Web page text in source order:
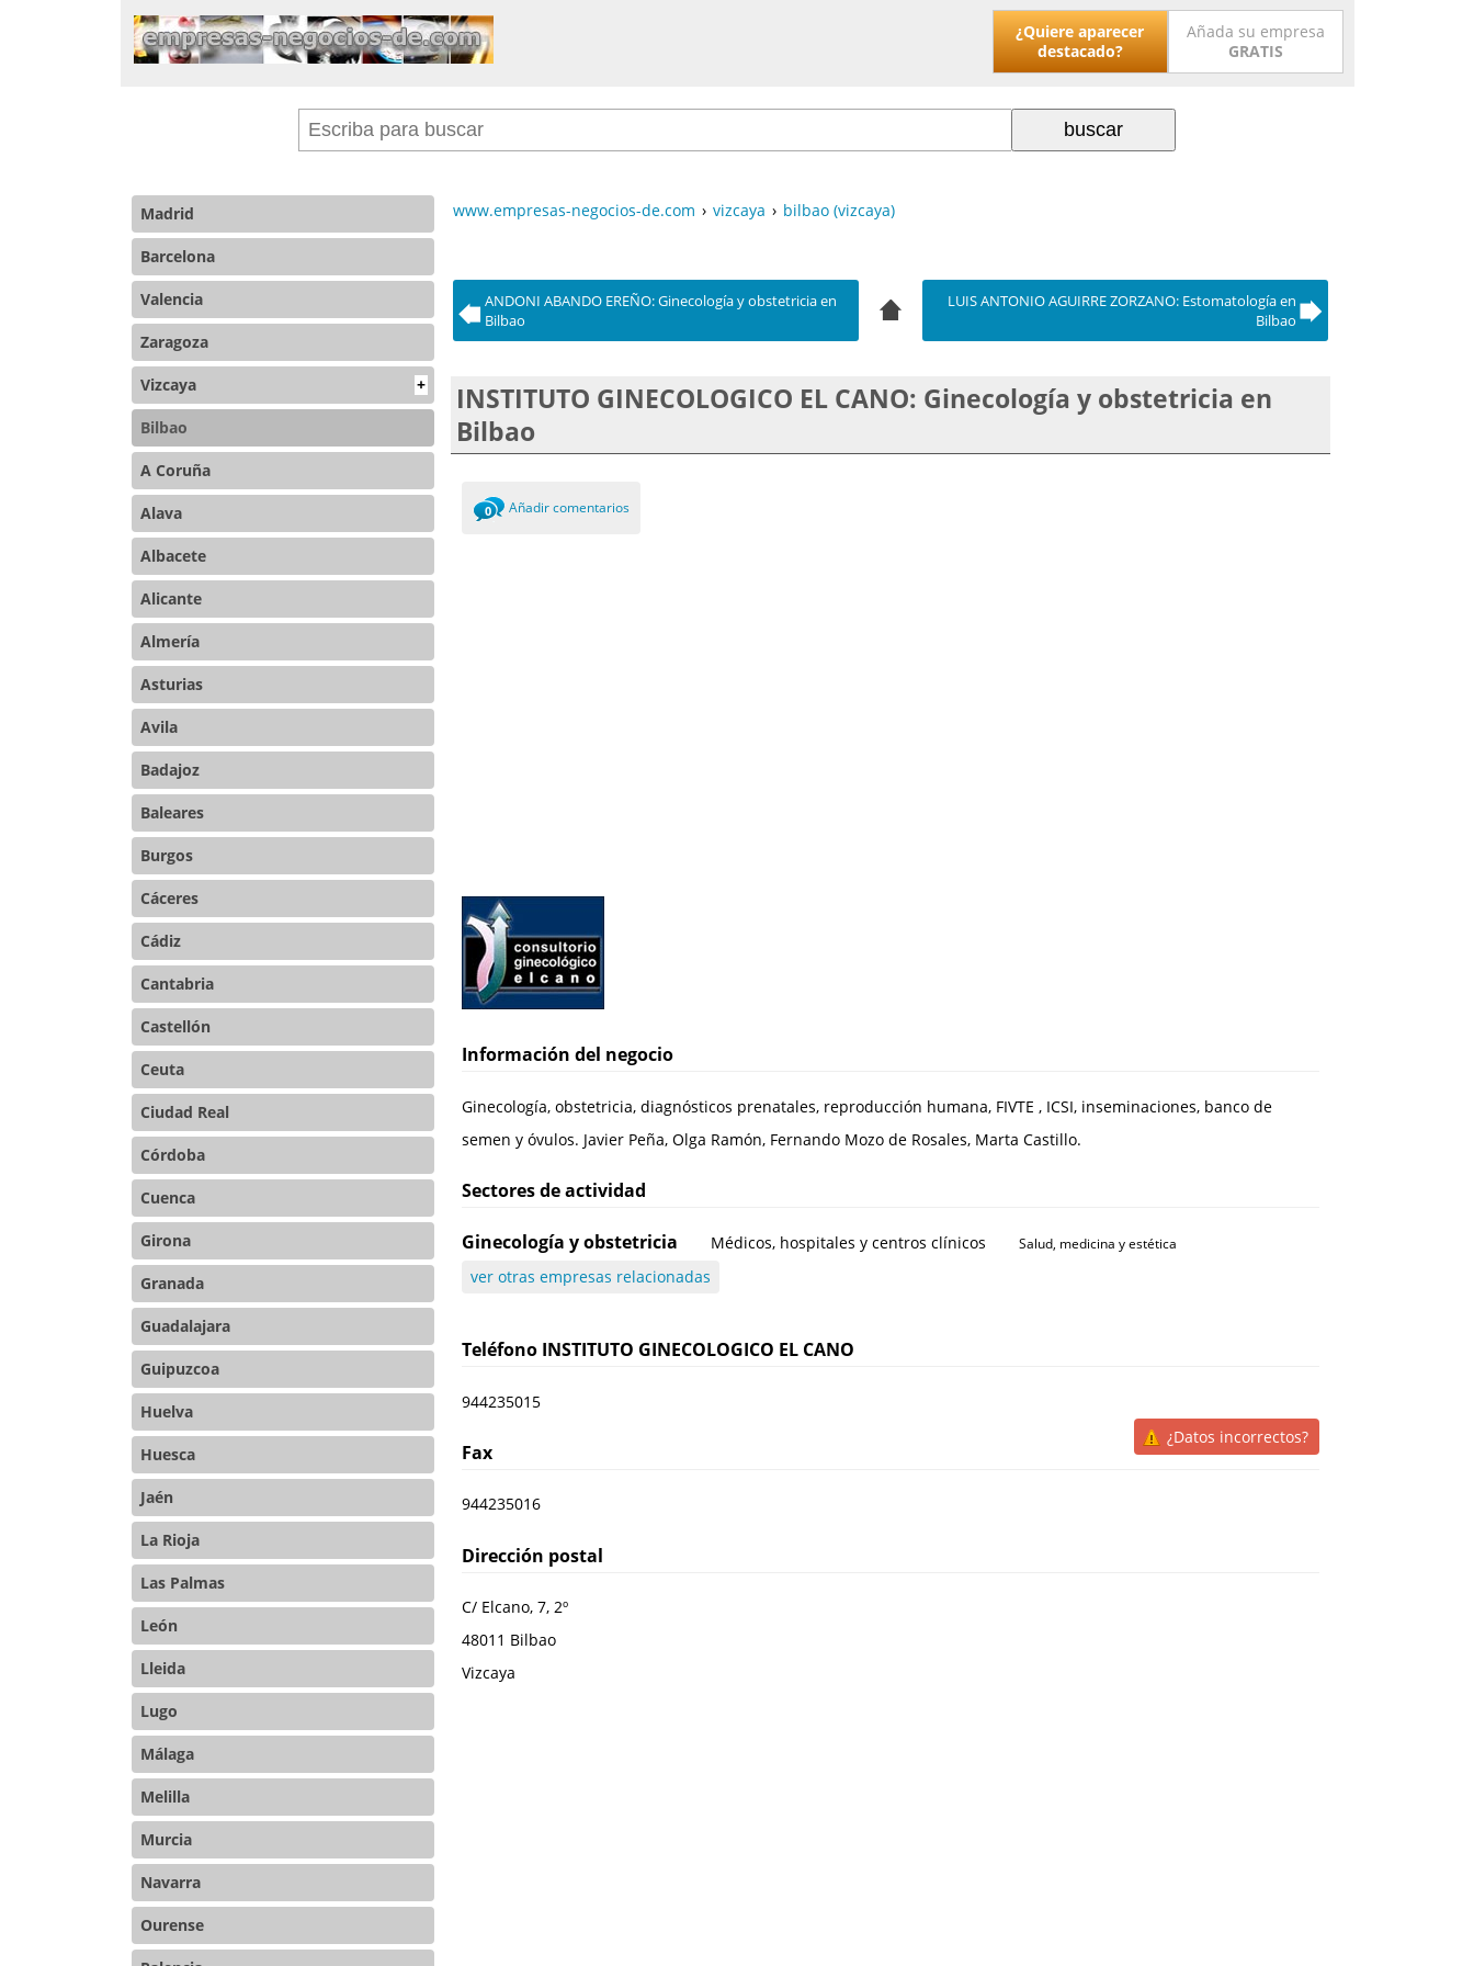
¿Quiere aparecer
destacado?
Añada su empresa
GRATIS
Madrid
Barcelona
Valencia
Zaragoza
Vizcaya +
Bilbao
A Coruña
Alava
Albacete
Alicante
Almería
Asturias
Avila
Badajoz
Baleares
Burgos
Cáceres
Cádiz
Cantabria
Castellón
Ceuta
Ciudad Real
Córdoba
Cuenca
Girona
Granada
Guadalajara
Guipuzcoa
Huelva
Huesca
Jaén
La Rioja
Las Palmas
León
Lleida
Lugo
Málaga
Melilla
Murcia
Navarra
Ourense
www.empresas-negocios-de.com › vizcaya › bilbao (vizcaya)
ANDONI ABANDO EREÑO: Ginecología y obstetricia en
Bilbao
LUIS ANTONIO AGUIRRE ZORZANO: Estomatología en
Bilbao
INSTITUTO GINECOLOGICO EL CANO: Ginecología y obstetricia en
Bilbao
0 Añadir comentarios
Información del negocio
Ginecología, obstetricia, diagnósticos prenatales, reproducción humana, FIVTE , ICSI, inseminaciones, banco de
semen y óvulos. Javier Peña, Olga Ramón, Fernando Mozo de Rosales, Marta Castillo.
Sectores de actividad
Ginecología y obstetricia Médicos, hospitales y centros clínicos Salud, medicina y estética
ver otras empresas relacionadas
Teléfono INSTITUTO GINECOLOGICO EL CANO
944235015
¿Datos incorrectos?
Fax
944235016
Dirección postal
C/ Elcano, 7, 2º
48011 Bilbao
Vizcaya